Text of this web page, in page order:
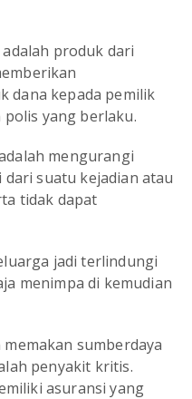
produk dari
dana kepada pemilik
yang berlaku.
mengurangi
suatu kejadian atau
tidak dapat
jadi terlindungi
menimpa di kemudian
sumberdaya
penyakit kritis.
asuransi yang